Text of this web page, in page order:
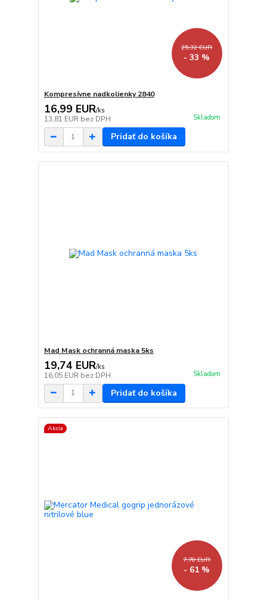
25,32 EUR
- 33 %
Kompresívne nadkolienky 2840
16,99 EUR/ks
13,81 EUR bez DPH Skladom
Pridať do košíka
Mad Mask ochranná maska 5ks
19,74 EUR/ks
16,05 EUR bez DPH Skladom
Pridať do košíka
Akcia
7,70 EUR
- 61 %